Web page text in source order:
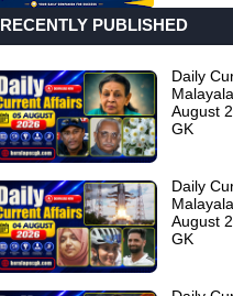
RECENTLY PUBLISHED
Daily
August
GK
Daily
August
GK